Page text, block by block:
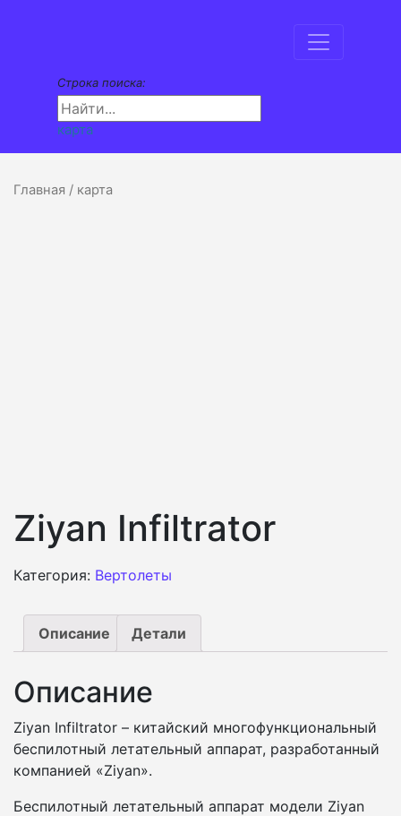
Строка поиска:
карта
Главная / карта
Ziyan Infiltrator
Категория: Вертолеты
Описание Детали
Описание
Ziyan Infiltrator – китайский многофункциональный
беспилотный летательный аппарат, разработанный
компанией «Ziyan».
Беспилотный летательный аппарат модели Ziyan